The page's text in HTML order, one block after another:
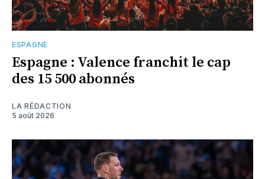
ESPAGNE
Espagne : Valence franchit le cap
des 15 500 abonnés
LA RÉDACTION
5 août 2026